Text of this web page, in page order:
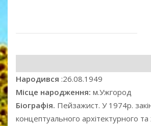
Народився :26.08.1949
Місце народження: м.Ужгород
Біографія. Пейзажист. У 1974р.
концептуального архітектурного